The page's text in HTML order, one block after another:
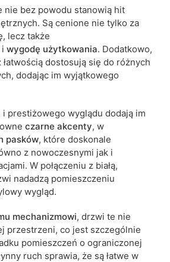
nie bez powodu stanowią hit
Są cenione nie tylko za
lecz także
i wygodę użytkowania. Dodatkowo,
dostosują się do różnych
dodając im wyjątkowego
prestiżowego wyglądu dodają im
czarne akcenty, w
pasków, które doskonale
z nowoczesnymi jak i
W połączeniu z białą,
nadadzą pomieszczeniu
wygląd.
mechanizmowi, drzwi te nie
przestrzeni, co jest szczególnie
pomieszczeń o ograniczonej
ruch sprawia, że są łatwe w